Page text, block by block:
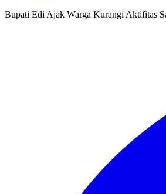
Bupati Edi Ajak Warga Kurangi Aktifitas